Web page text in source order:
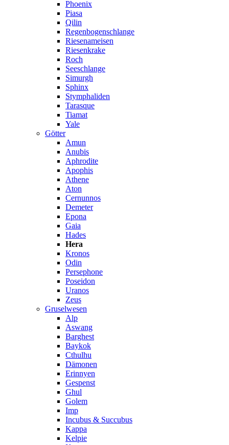
Phoenix
Piasa
Qilin
Regenbogenschlange
Riesenameisen
Riesenkrake
Roch
Seeschlange
Simurgh
Sphinx
Stymphaliden
Tarasque
Tiamat
Yale
Götter
Amun
Anubis
Aphrodite
Apophis
Athene
Aton
Cernunnos
Demeter
Epona
Gaia
Hades
Hera
Kronos
Odin
Persephone
Poseidon
Uranos
Zeus
Gruselwesen
Alp
Aswang
Barghest
Baykok
Cthulhu
Dämonen
Erinnyen
Gespenst
Ghul
Golem
Imp
Incubus & Succubus
Kappa
Kelpie